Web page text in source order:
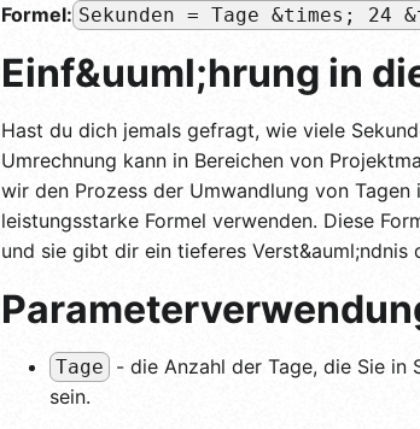
Formel: Sekunden = Tage &times; 24
Einf&uuml;hrung in
Hast du dich jemals gefragt, wie viele
Umrechnung kann in Bereichen von
wir den Prozess der Umwandlung von
leistungsstarke Formel verwenden. Diese
und sie gibt dir ein tieferes
Tage
- die Anzahl der Tage, die Sie in
sein.